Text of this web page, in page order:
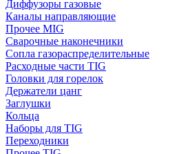
Диффузоры газовые
Каналы направляющие
Прочее MIG
Сварочные наконечники
Сопла газораспределительные
Расходные части TIG
Головки для горелок
Держатели цанг
Заглушки
Кольца
Наборы для TIG
Переходники